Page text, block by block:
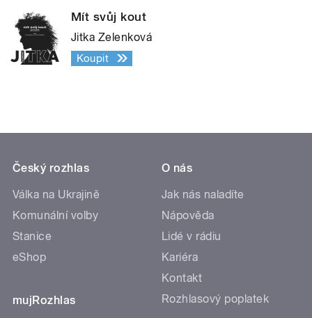
Mít svůj kout
Jitka Zelenková
Koupit
Český rozhlas
Válka na Ukrajině
Komunální volby
Stanice
eShop
mujRozhlas
O nás
Jak nás naladíte
Nápověda
Lidé v rádiu
Kariéra
Kontakt
Rozhlasový poplatek